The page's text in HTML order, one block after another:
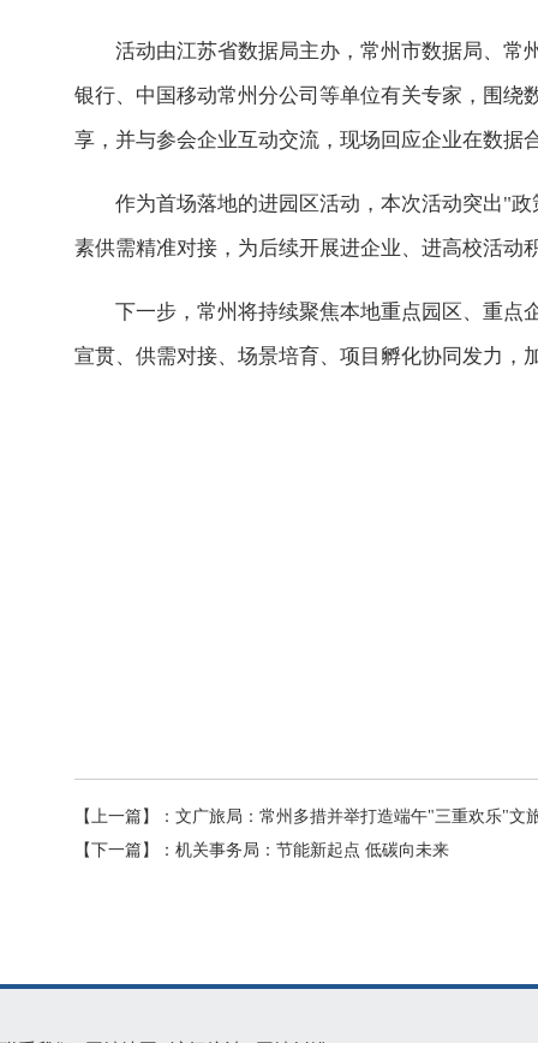
活动由江苏省数据局主办，常州市数据局、常
银行、中国移动常州分公司等单位有关专家，围
享，并与参会企业互动交流，现场回应企业在数
作为首场落地的进园区活动，本次活动突出"
素供需精准对接，为后续开展进企业、进高校活动
下一步，常州将持续聚焦本地重点园区、重点
宣贯、供需对接、场景培育、项目孵化协同发力
【上一篇】： 文广旅局：常州多措并举打造端午"三重欢乐"文
【下一篇】： 机关事务局：节能新起点 低碳向未来